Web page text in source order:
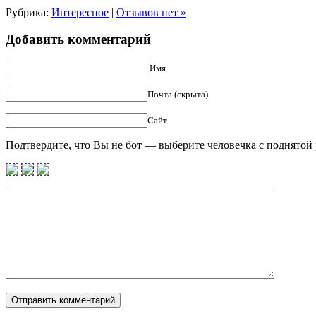
Рубрика: Интересное | Отзывов нет »
Добавить комментарий
Имя
Почта (скрыта)
Сайт
Подтвердите, что Вы не бот — выберите человечка с поднятой